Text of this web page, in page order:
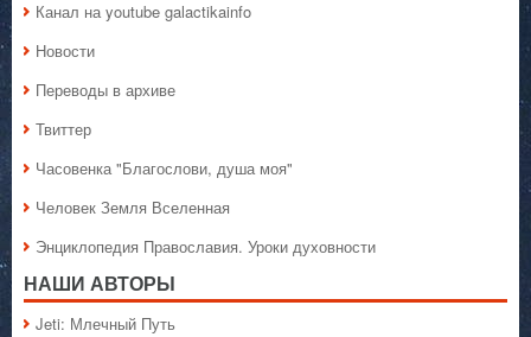
Канал на youtube galactikainfo
Новости
Переводы в архиве
Твиттер
Часовенка "Благослови, душа моя"
Человек Земля Вселенная
Энциклопедия Православия. Уроки духовности
НАШИ АВТОРЫ
Jeti: Млечный Путь